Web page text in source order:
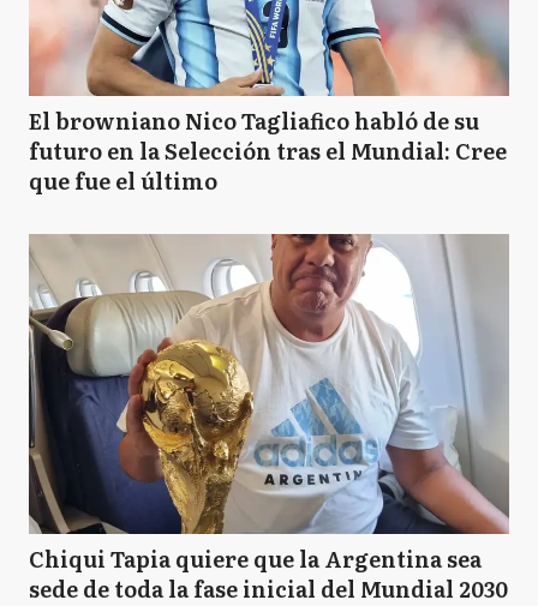
El browniano Nico Tagliafico habló de su
futuro en la Selección tras el Mundial: Cree
que fue el último
Chiqui Tapia quiere que la Argentina sea
sede de toda la fase inicial del Mundial 2030